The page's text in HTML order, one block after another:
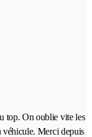
top. On oublie vite les
véhicule. Merci depuis